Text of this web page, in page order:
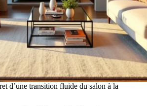
d’une transition fluide du salon à la